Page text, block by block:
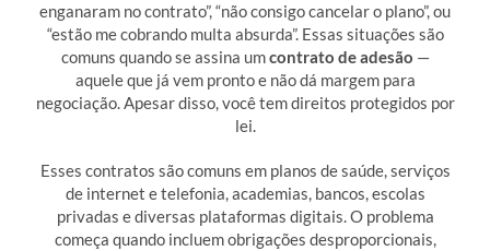
enganaram no contrato”, “não consigo cancelar o plano”, ou
“estão me cobrando multa absurda”. Essas situações são
comuns quando se assina umcontrato de adesão —
aquele que já vem pronto e não dá margem para
negociação. Apesar disso, você tem direitos protegidos por
lei.
Esses contratos são comuns em planos de saúde, serviços
de internet e telefonia, academias, bancos, escolas
privadas e diversas plataformas digitais. O problema
começa quando incluem obrigações desproporcionais,